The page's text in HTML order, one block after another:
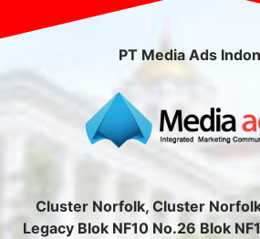
PT Media Ads
Cluster Norfolk, Cluster
Legacy Blok NF10 No.26 Blok